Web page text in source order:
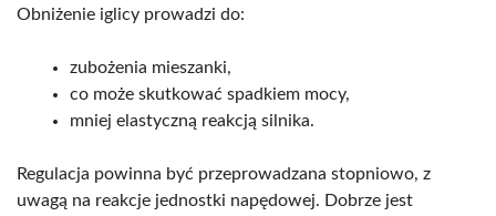
Obniżenie iglicy prowadzi do:
zubożenia mieszanki,
co może skutkować spadkiem mocy,
mniej elastyczną reakcją silnika.
Regulacja powinna być przeprowadzana stopniowo, z
uwagą na reakcje jednostki napędowej. Dobrze jest